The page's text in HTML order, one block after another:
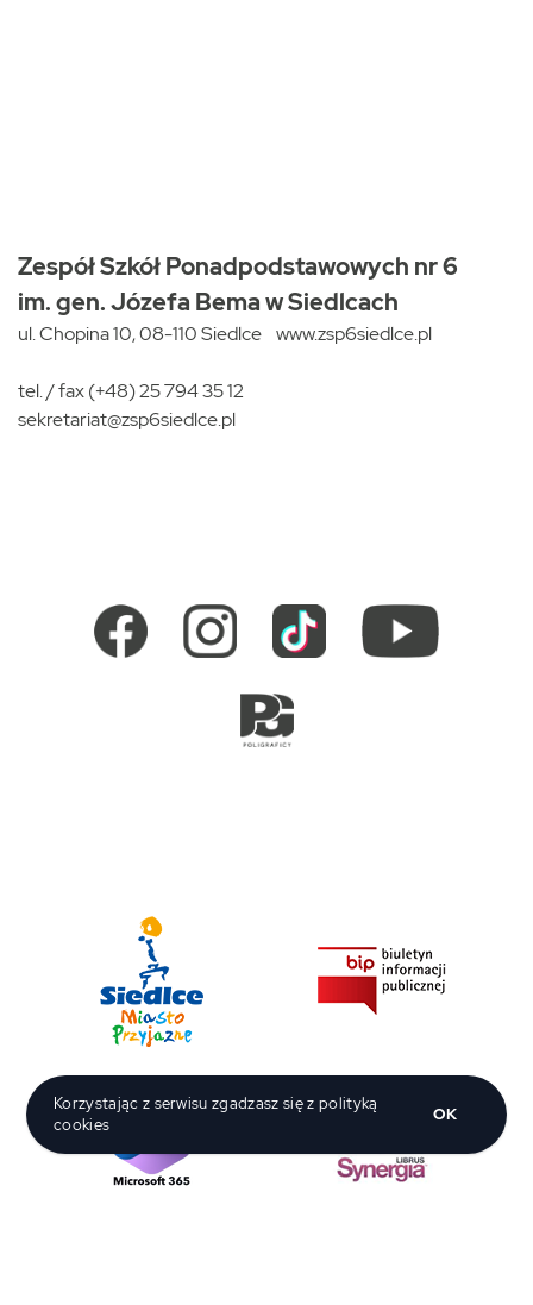
Zespół Szkół Ponadpodstawowych nr 6
im. gen. Józefa Bema w Siedlcach
ul. Chopina 10, 08-110 Siedlce www.zsp6siedlce.pl
tel. / fax (+48) 25 794 35 12
sekretariat@zsp6siedlce.pl
Korzystając z serwisu zgadzasz się z polityką
cookies
OK